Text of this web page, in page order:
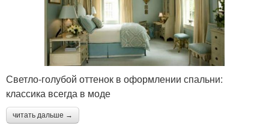
Светло-голубой оттенок в оформлении спальни:
классика всегда в моде
читать дальше →